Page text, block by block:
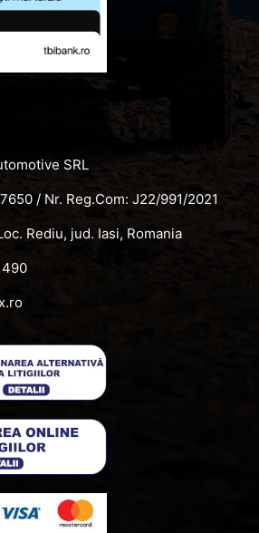
SRL
/ Nr. Reg.Com: J22/991/2021
Rediu, jud. Iasi, Romania